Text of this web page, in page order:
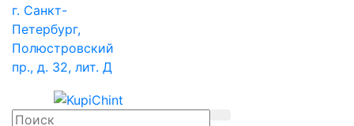
г. Санкт-
Петербург,
Полюстровский
пр., д. 32, лит. Д